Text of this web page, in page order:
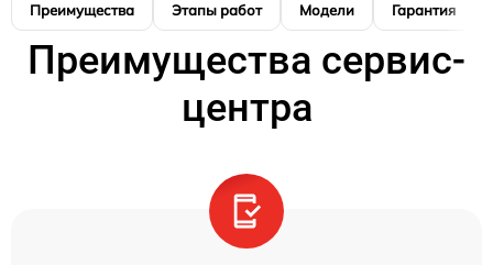
Преимущества Этапы работ Модели Гарантия
Преимущества сервис-
центра